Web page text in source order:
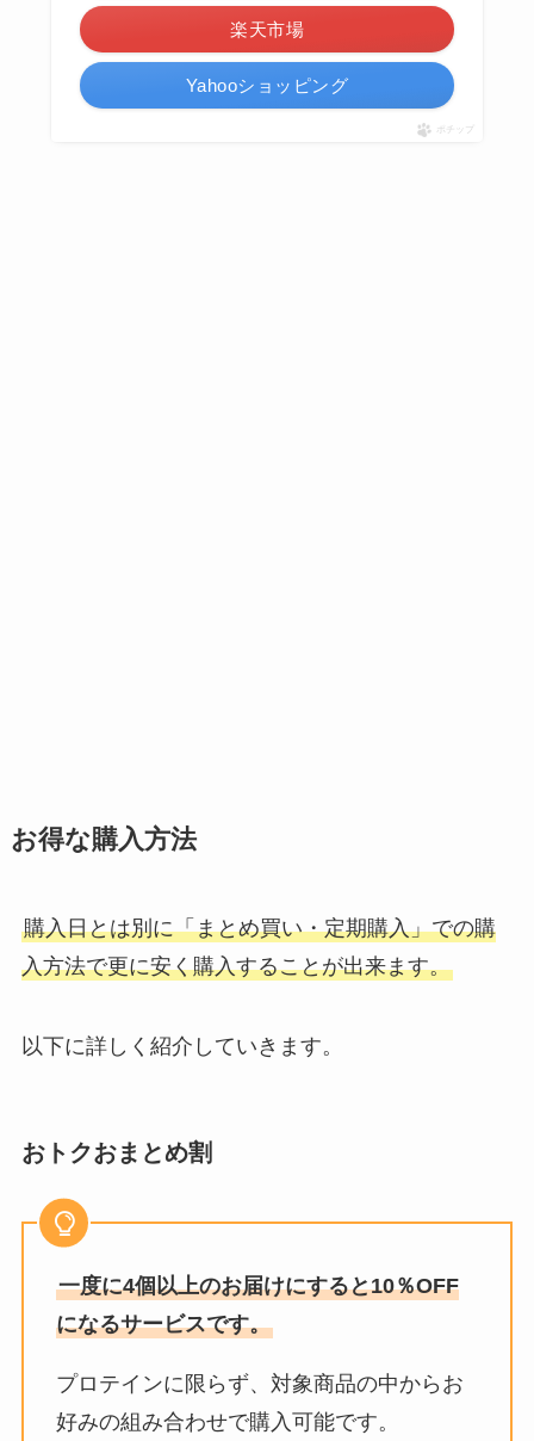
楽天市場
Yahooショッピング
ポチップ
お得な購入方法
購入日とは別に「まとめ買い・定期購入」での購
入方法で更に安く購入することが出来ます。
以下に詳しく紹介していきます。
おトクおまとめ割
一度に4個以上のお届けにすると10％OFF
になるサービスです。
プロテインに限らず、対象商品の中からお
好みの組み合わせで購入可能です。